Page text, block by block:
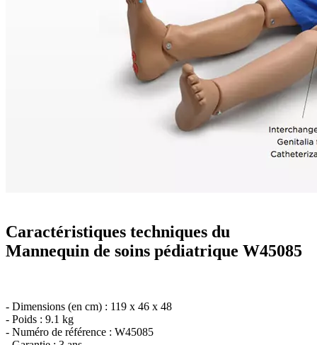
Caractéristiques techniques du
Mannequin de soins pédiatrique W45085
- Dimensions (en cm) : 119 x 46 x 48
- Poids : 9.1 kg
- Numéro de référence : W45085